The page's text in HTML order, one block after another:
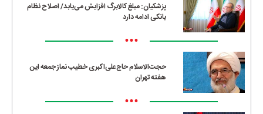
پزشکیان: مبلغ کالابرگ افزایش می‌یابد/ اصلاح نظام
بانکی ادامه دارد
•••
حجت‌الاسلام حاج‌علی‌اکبری خطیب نماز جمعه این
هفته تهران
•••